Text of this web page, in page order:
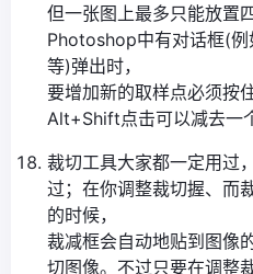
但一张图上最多只能放置
Photoshop中有对话框(
等)弹出时，
要增加新的取样点必须按
Alt+Shift点击可以减去一
裁切工具大家都一定用过
过；在你调整裁切握、而
的时候，
裁减框会自动地贴到图像
切图像。不过只要在调整